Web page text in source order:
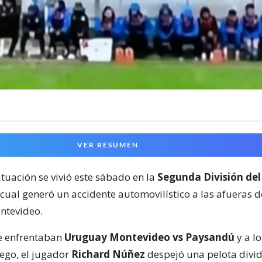
VER RESUMEN
se vivió este sábado en la Segunda División
generó un accidente automovilístico a las afueras
enfrentaban Uruguay Montevideo vs Paysandú y a
el jugador Richard Núñez despejó una pelota